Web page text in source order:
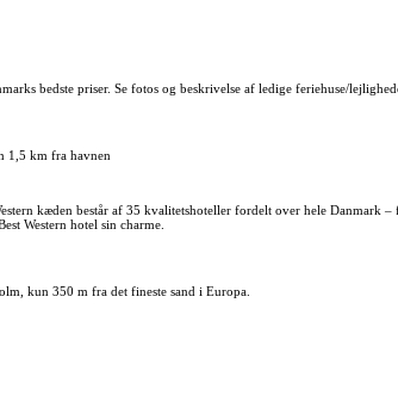
bedste priser. Se fotos og beskrivelse af ledige feriehuse/
1,5 km fra havnen
kæden består af 35 kvalitetshoteller fordelt over hele Danmark
Western hotel sin charme.
kun 350 m fra det fineste sand i Europa.